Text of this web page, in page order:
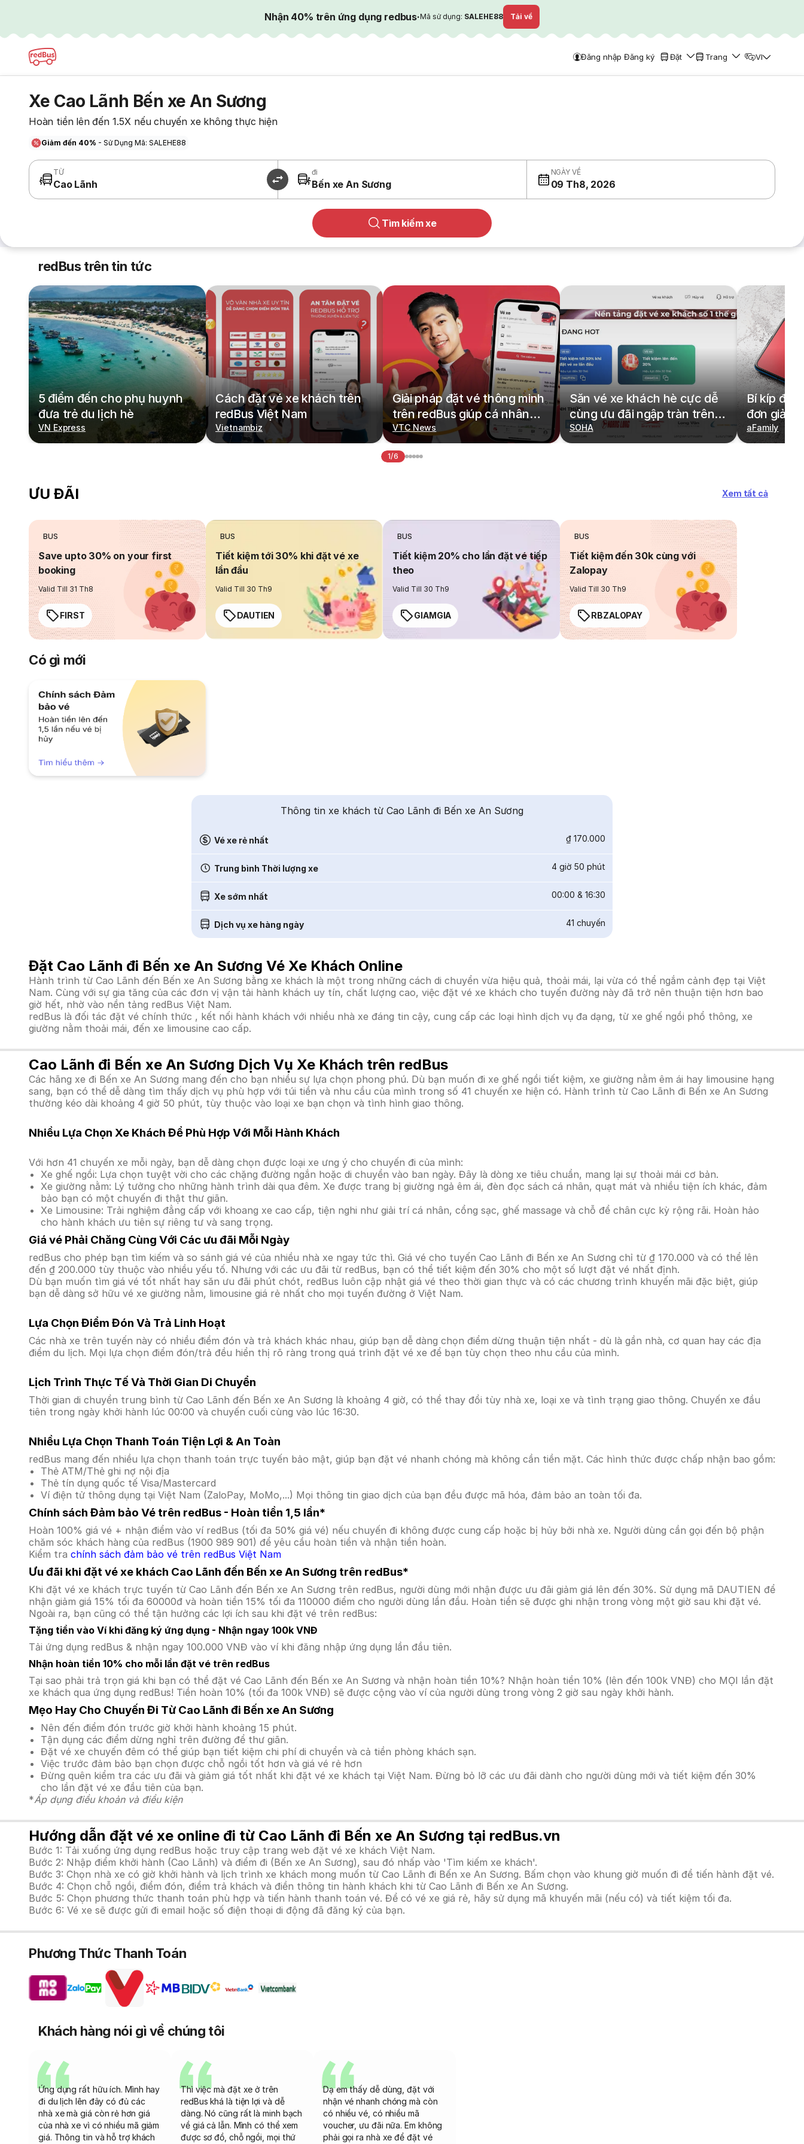
Nhận 40% trên ứng dụng redbus·Mã sử dụng: SALEHE88 Tải về
Đăng nhập Đăng ký Đặt Trang VI
Xe Cao Lãnh Bến xe An Sương
Hoàn tiền lên đến 1.5X nếu chuyến xe không thực hiện
Giảm đến 40% - Sử Dụng Mã: SALEHE88
TỪ
Cao Lãnh
đi
Bến xe An Sương
NGÀY VỀ
09 Th8, 2026
Tìm kiếm xe
redBus trên tin tức
5 điểm đến cho phụ huynh
đưa trẻ du lịch hè
VN Express
Cách đặt vé xe khách trên
redBus Việt Nam
Vietnambiz
Giải pháp đặt vé thông minh
trên redBus giúp cá nhân
hoá hành trình di chuyển
VTC News
Săn vé xe khách hè cực dễ
cùng ưu đãi ngập tràn trên
redBus
SOHA
Bí kíp đặt
đơn giản,
cả gia
aFamily
1/6
ƯU ĐÃI Xem tất cả
BUS
Save upto 30% on your first
booking
Valid Till 31 Th8
FIRST
BUS
Tiết kiệm tới 30% khi đặt vé xe
lần đầu
Valid Till 30 Th9
DAUTIEN
BUS
Tiết kiệm 20% cho lần đặt vé tiếp
theo
Valid Till 30 Th9
GIAMGIA
BUS
Tiết kiệm đến 30k cùng với
Zalopay
Valid Till 30 Th9
RBZALOPAY
Có gì mới
Thông tin xe khách từ Cao Lãnh đi Bến xe An Sương
Vé xe rẻ nhất ₫ 170.000
Trung bình Thời lượng xe 4 giờ 50 phút
Xe sớm nhất 00:00 & 16:30
Dịch vụ xe hàng ngày 41 chuyến
Đặt Cao Lãnh đi Bến xe An Sương Vé Xe Khách Online
Hành trình từ Cao Lãnh đến Bến xe An Sương bằng xe khách là một trong những cách di chuyển vừa hiệu quả, thoải mái, lại vừa có thể ngắm cảnh đẹp tại Việt
Nam. Cùng với sự gia tăng của các đơn vị vận tải hành khách uy tín, chất lượng cao, việc đặt vé xe khách cho tuyến đường này đã trở nên thuận tiện hơn bao
giờ hết, nhờ vào nền tảng redBus Việt Nam.
redBus là đối tác đặt vé chính thức , kết nối hành khách với nhiều nhà xe đáng tin cậy, cung cấp các loại hình dịch vụ đa dạng, từ xe ghế ngồi phổ thông, xe
giường nằm thoải mái, đến xe limousine cao cấp.
Cao Lãnh đi Bến xe An Sương Dịch Vụ Xe Khách trên redBus
Các hãng xe đi Bến xe An Sương mang đến cho bạn nhiều sự lựa chọn phong phú. Dù bạn muốn đi xe ghế ngồi tiết kiệm, xe giường nằm êm ái hay limousine hạng
sang, bạn có thể dễ dàng tìm thấy dịch vụ phù hợp với túi tiền và nhu cầu của mình trong số 41 chuyến xe hiện có. Hành trình từ Cao Lãnh đi Bến xe An Sương
thường kéo dài khoảng 4 giờ 50 phút, tùy thuộc vào loại xe bạn chọn và tình hình giao thông.
Nhiều Lựa Chọn Xe Khách Để Phù Hợp Với Mỗi Hành Khách
Với hơn 41 chuyến xe mỗi ngày, bạn dễ dàng chọn được loại xe ưng ý cho chuyến đi của mình:
Xe ghế ngồi: Lựa chọn tuyệt vời cho các chặng đường ngắn hoặc di chuyển vào ban ngày. Đây là dòng xe tiêu chuẩn, mang lại sự thoải mái cơ bản.
Xe giường nằm: Lý tưởng cho những hành trình dài qua đêm. Xe được trang bị giường ngả êm ái, đèn đọc sách cá nhân, quạt mát và nhiều tiện ích khác, đảm
bảo bạn có một chuyến đi thật thư giãn.
Xe Limousine: Trải nghiệm đẳng cấp với khoang xe cao cấp, tiện nghi như giải trí cá nhân, cổng sạc, ghế massage và chỗ để chân cực kỳ rộng rãi. Hoàn hảo
cho hành khách ưu tiên sự riêng tư và sang trọng.
Giá vé Phải Chăng Cùng Với Các ưu đãi Mỗi Ngày
redBus cho phép bạn tìm kiếm và so sánh giá vé của nhiều nhà xe ngay tức thì. Giá vé cho tuyến Cao Lãnh đi Bến xe An Sương chỉ từ ₫ 170.000 và có thể lên
đến ₫ 200.000 tùy thuộc vào nhiều yếu tố. Nhưng với các ưu đãi từ redBus, bạn có thể tiết kiệm đến 30% cho một số lượt đặt vé nhất định.
Dù bạn muốn tìm giá vé tốt nhất hay săn ưu đãi phút chót, redBus luôn cập nhật giá vé theo thời gian thực và có các chương trình khuyến mãi đặc biệt, giúp
bạn dễ dàng sở hữu vé xe giường nằm, limousine giá rẻ nhất cho mọi tuyến đường ở Việt Nam.
Lựa Chọn Điểm Đón Và Trả Linh Hoạt
Các nhà xe trên tuyến này có nhiều điểm đón và trả khách khác nhau, giúp bạn dễ dàng chọn điểm dừng thuận tiện nhất - dù là gần nhà, cơ quan hay các địa
điểm du lịch. Mọi lựa chọn điểm đón/trả đều hiển thị rõ ràng trong quá trình đặt vé xe để bạn tùy chọn theo nhu cầu của mình.
Lịch Trình Thực Tế Và Thời Gian Di Chuyển
Thời gian di chuyển trung bình từ Cao Lãnh đến Bến xe An Sương là khoảng 4 giờ, có thể thay đổi tùy nhà xe, loại xe và tình trạng giao thông. Chuyến xe đầu
tiên trong ngày khởi hành lúc 00:00 và chuyến cuối cùng vào lúc 16:30.
Nhiều Lựa Chọn Thanh Toán Tiện Lợi & An Toàn
redBus mang đến nhiều lựa chọn thanh toán trực tuyến bảo mật, giúp bạn đặt vé nhanh chóng mà không cần tiền mặt. Các hình thức được chấp nhận bao gồm:
Thẻ ATM/Thẻ ghi nợ nội địa
Thẻ tín dụng quốc tế Visa/Mastercard
Ví điện tử thông dụng tại Việt Nam (ZaloPay, MoMo,...) Mọi thông tin giao dịch của bạn đều được mã hóa, đảm bảo an toàn tối đa.
Chính sách Đảm bảo Vé trên redBus - Hoàn tiền 1,5 lần*
Hoàn 100% giá vé + nhận điểm vào ví redBus (tối đa 50% giá vé) nếu chuyến đi không được cung cấp hoặc bị hủy bởi nhà xe. Người dùng cần gọi đến bộ phận
chăm sóc khách hàng của redBus (1900 989 901) để yêu cầu hoàn tiền và nhận tiền hoàn.
Kiểm tra chính sách đảm bảo vé trên redBus Việt Nam
Ưu đãi khi đặt vé xe khách Cao Lãnh đến Bến xe An Sương trên redBus*
Khi đặt vé xe khách trực tuyến từ Cao Lãnh đến Bến xe An Sương trên redBus, người dùng mới nhận được ưu đãi giảm giá lên đến 30%. Sử dụng mã DAUTIEN để
nhận giảm giá 15% tối đa 60000đ và hoàn tiền 15% tối đa 110000 điểm cho người dùng lần đầu. Hoàn tiền sẽ được ghi nhận trong vòng một giờ sau khi đặt vé.
Ngoài ra, bạn cũng có thể tận hưởng các lợi ích sau khi đặt vé trên redBus:
Tặng tiền vào Ví khi đăng ký ứng dụng - Nhận ngay 100k VNĐ
Tải ứng dụng redBus & nhận ngay 100.000 VNĐ vào ví khi đăng nhập ứng dụng lần đầu tiên.
Nhận hoàn tiền 10% cho mỗi lần đặt vé trên redBus
Tại sao phải trả trọn giá khi bạn có thể đặt vé Cao Lãnh đến Bến xe An Sương và nhận hoàn tiền 10%? Nhận hoàn tiền 10% (lên đến 100k VNĐ) cho MỌI lần đặt
xe khách qua ứng dụng redBus! Tiền hoàn 10% (tối đa 100k VNĐ) sẽ được cộng vào ví của người dùng trong vòng 2 giờ sau ngày khởi hành.
Mẹo Hay Cho Chuyến Đi Từ Cao Lãnh đi Bến xe An Sương
Nên đến điểm đón trước giờ khởi hành khoảng 15 phút.
Tận dụng các điểm dừng nghỉ trên đường để thư giãn.
Đặt vé xe chuyến đêm có thể giúp bạn tiết kiệm chi phí di chuyển và cả tiền phòng khách sạn.
Việc trước đảm bảo bạn chọn được chỗ ngồi tốt hơn và giá vé rẻ hơn
Đừng quên kiểm tra các ưu đãi và giảm giá tốt nhất khi đặt vé xe khách tại Việt Nam. Đừng bỏ lỡ các ưu đãi dành cho người dùng mới và tiết kiệm đến 30%
cho lần đặt vé xe đầu tiên của bạn.
*Áp dụng điều khoản và điều kiện
Hướng dẫn đặt vé xe online đi từ Cao Lãnh đi Bến xe An Sương tại redBus.vn
Bước 1: Tải xuống ứng dụng redBus hoặc truy cập trang web đặt vé xe khách Việt Nam.
Bước 2: Nhập điểm khởi hành (Cao Lãnh) và điểm đi (Bến xe An Sương), sau đó nhấp vào 'Tìm kiếm xe khách'.
Bước 3: Chọn nhà xe có giờ khởi hành và lịch trình xe khách mong muốn từ Cao Lãnh đi Bến xe An Sương. Bấm chọn vào khung giờ muốn đi để tiến hành đặt vé.
Bước 4: Chọn chỗ ngồi, điểm đón, điểm trả khách và điền thông tin hành khách khi từ Cao Lãnh đi Bến xe An Sương.
Bước 5: Chọn phương thức thanh toán phù hợp và tiến hành thanh toán vé. Để có vé xe giá rẻ, hãy sử dụng mã khuyến mãi (nếu có) và tiết kiệm tối đa.
Bước 6: Vé xe sẽ được gửi đi email hoặc số điện thoại di động đã đăng ký của bạn.
Phương Thức Thanh Toán
Khách hàng nói gì về chúng tôi
Ứng dụng rất hữu ích. Mình hay
đi du lịch lên đây có đủ các
nhà xe mà giá còn rẻ hơn giá
của nhà xe vì có nhiều mã giảm
giá. Thông tin và hỗ trợ khách
Thì việc mà đặt xe ở trên
redBus khá là tiện lợi và dễ
dàng. Nó cũng rất là minh bạch
về giá cả lẫn. Mình có thể xem
được sơ đồ, chỗ ngồi, mọi thứ
Dạ em thấy dễ dùng, đặt với
nhận vé nhanh chóng mà còn
có nhiều vé, có nhiều mã
voucher, ưu đãi nữa. Em không
phải gọi ra nhà xe để đặt vé